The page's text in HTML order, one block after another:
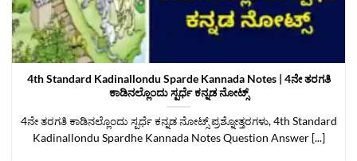
4th Standard Kadinallondu Sparde Kannada Notes | 4ನೇ ತರಗತಿ
ಕಾಡಿನಲ್ಲೊಂದು ಸ್ಪರ್ಧೆ ಕನ್ನಡ ನೋಟ್ಸ್
4ನೇ ತರಗತಿ ಕಾಡಿನಲ್ಲೊಂದು ಸ್ಪರ್ಧೆ ಕನ್ನಡ ನೋಟ್ಸ್‌ ಪ್ರಶ್ನೋತ್ತರಗಳು, 4th Standard
Kadinallondu Spardhe Kannada Notes Question Answer [...]